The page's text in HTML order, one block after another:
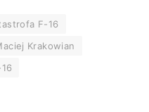
F-16
Krakowian